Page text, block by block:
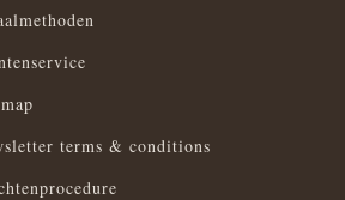
terms & conditions